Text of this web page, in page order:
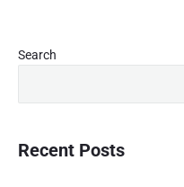
a
i
n
u
P
r
Search
Recent Posts